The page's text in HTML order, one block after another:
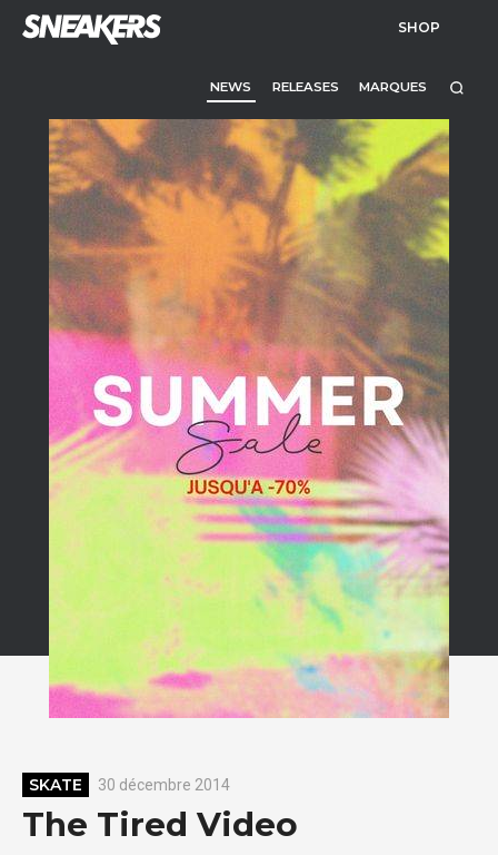
SHOP
NEWS RELEASES MARQUES
SKATE 30 décembre 2014
The Tired Video